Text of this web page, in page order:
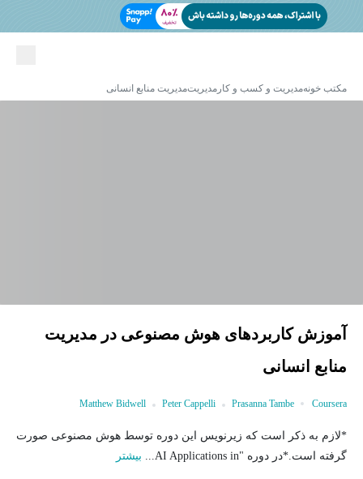
مکتب خونهمدیریت و کسب و کار مدیریتمدیریت منابع انسانی
آموزش کاربردهای هوش مصنوعی در مدیریت
منابع انسانی
Coursera
Matthew Bidwell Peter Cappelli Prasanna Tambe
*لازم به ذکر است که زیرنویس این دوره توسط هوش مصنوعی صورت
گرفته است.*در دوره "AI Applications in...
بیشتر